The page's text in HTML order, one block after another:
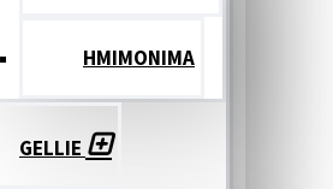
ΗΜΙΜΟΝΙΜΑ
GELLIE